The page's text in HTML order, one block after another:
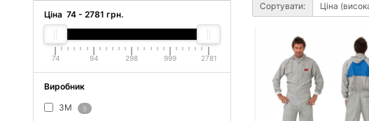
Ціна 74 - 2781 грн.
74 94 298 999 2781
Виробник
3M 9
Сортувати: